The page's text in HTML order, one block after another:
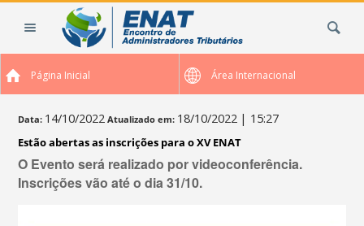
Página Inicial Área Internacional
Data: 14/10/2022 Atualizado em: 18/10/2022 | 15:27
Estão abertas as inscrições para o XV ENAT
O Evento será realizado por videoconferência.
Inscrições vão até o dia 31/10.